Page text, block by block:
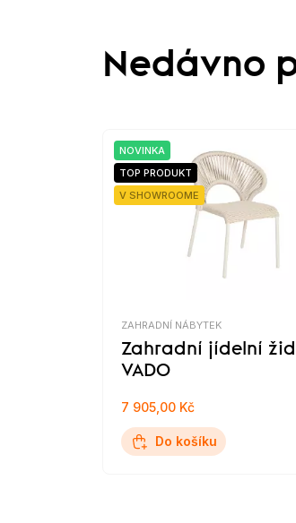
Nedávno
NOVINKA
TOP PRODUKT
V SHOWROOME
ZAHRADNÍ NÁBYTEK
Zahradní jídelní
VADO
7 905,00 Kč
Do košíku